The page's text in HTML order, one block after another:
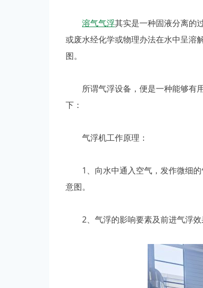
溶气气浮其实是一种固液分离的
或废水经化学或物理办法在水中呈溶
图。
所谓气浮设备，便是一种能够有用
下：
气浮机工作原理：
1、向水中通入空气，发作微细的
意图。
2、气浮的影响要素及前进气浮效